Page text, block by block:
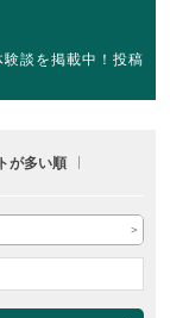
談を掲載中！投稿
が多い順